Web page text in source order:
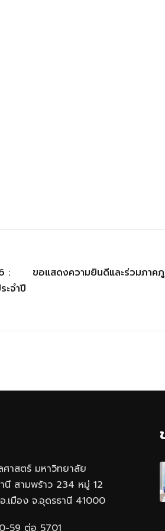
:
ะจำปี
ขอแสดงความยินดีและร่วมภาค
าสตร์ มหาวิทยาลัย
นี สามพร้าว 234 หมู่ 12
.เมือง จ.อุดรธานี 41000